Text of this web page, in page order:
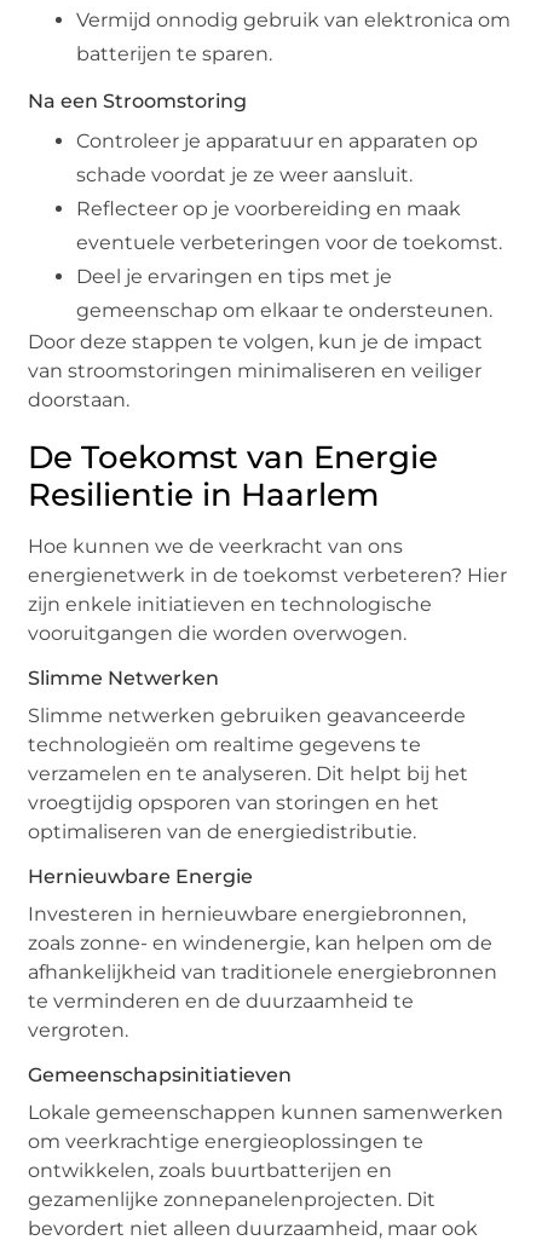
Vermijd onnodig gebruik van elektronica om
batterijen te sparen.
Na een Stroomstoring
Controleer je apparatuur en apparaten op
schade voordat je ze weer aansluit.
Reflecteer op je voorbereiding en maak
eventuele verbeteringen voor de toekomst.
Deel je ervaringen en tips met je
gemeenschap om elkaar te ondersteunen.
Door deze stappen te volgen, kun je de impact
van stroomstoringen minimaliseren en veiliger
doorstaan.
De Toekomst van Energie
Resilientie in Haarlem
Hoe kunnen we de veerkracht van ons
energienetwerk in de toekomst verbeteren? Hier
zijn enkele initiatieven en technologische
vooruitgangen die worden overwogen.
Slimme Netwerken
Slimme netwerken gebruiken geavanceerde
technologieën om realtime gegevens te
verzamelen en te analyseren. Dit helpt bij het
vroegtijdig opsporen van storingen en het
optimaliseren van de energiedistributie.
Hernieuwbare Energie
Investeren in hernieuwbare energiebronnen,
zoals zonne- en windenergie, kan helpen om de
afhankelijkheid van traditionele energiebronnen
te verminderen en de duurzaamheid te
vergroten.
Gemeenschapsinitiatieven
Lokale gemeenschappen kunnen samenwerken
om veerkrachtige energieoplossingen te
ontwikkelen, zoals buurtbatterijen en
gezamenlijke zonnepanelenprojecten. Dit
bevordert niet alleen duurzaamheid, maar ook